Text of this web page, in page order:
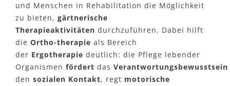
und Menschen in Rehabilitation die Möglichkeit
zu bieten, gärtnerische
Therapieaktivitäten durchzuführen. Dabei hilft
die Ortho-therapie als Bereich
der Ergotherapie deutlich: die Pflege lebender
Organismen fördert das Verantwortungsbewusstsein
den sozialen Kontakt, regt motorische